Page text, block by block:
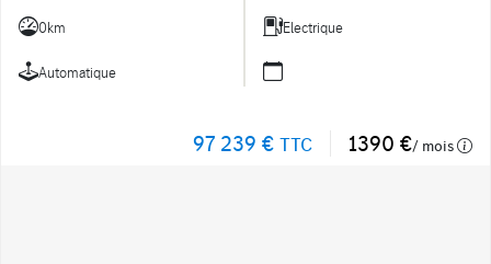
0km Electrique
Automatique
97 239 € TTC 1390 €/ mois